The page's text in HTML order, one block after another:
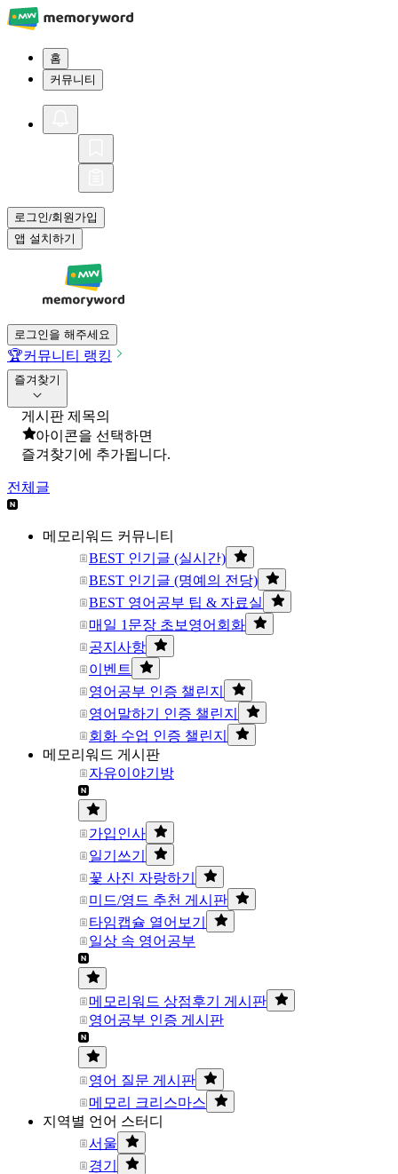
홈
커뮤니티
로그인/회원가입
앱 설치하기
로그인을 해주세요
🏆커뮤니티 랭킹
즐겨찾기
게시판 제목의
아이콘을 선택하면
즐겨찾기에 추가됩니다.
전체글
메모리워드 커뮤니티
BEST 인기글 (실시간)
BEST 인기글 (명예의 전당)
BEST 영어공부 팁 & 자료실
매일 1문장 초보영어회화
공지사항
이벤트
영어공부 인증 챌린지
영어말하기 인증 챌린지
회화 수업 인증 챌린지
메모리워드 게시판
자유이야기방
가입인사
일기쓰기
꽃 사진 자랑하기
미드/영드 추천 게시판
타임캡슐 열어보기
일상 속 영어공부
메모리워드 상점후기 게시판
영어공부 인증 게시판
영어 질문 게시판
메모리 크리스마스
지역별 언어 스터디
서울
경기